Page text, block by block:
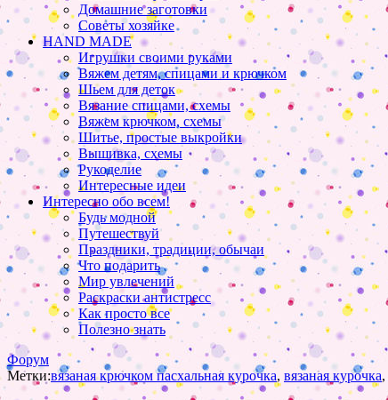
Домашние заготовки
Советы хозяйке
HAND MADE
Игрушки своими руками
Вяжем детям, спицами и крючком
Шьем для деток
Вязание спицами, схемы
Вяжем крючком, схемы
Шитье, простые выкройки
Вышивка, схемы
Рукоделие
Интересные идеи
Интересно обо всем!
Будь модной
Путешествуй
Праздники, традиции, обычаи
Что подарить
Мир увлечений
Раскраски антистресс
Как просто все
Полезно знать
Форум
Метки:вязаная крючком пасхальная курочка,вязаная курочка,